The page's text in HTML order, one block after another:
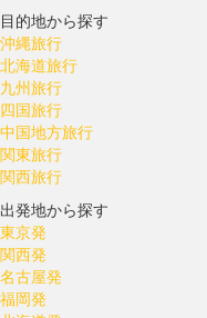
目的地から探す
沖縄旅行
北海道旅行
九州旅行
四国旅行
中国地方旅行
関東旅行
関西旅行
出発地から探す
東京発
関西発
名古屋発
福岡発